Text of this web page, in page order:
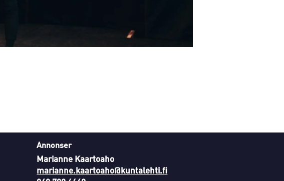
Annonser
Marianne Kaartoaho
marianne.kaartoaho@kuntalehti.fi